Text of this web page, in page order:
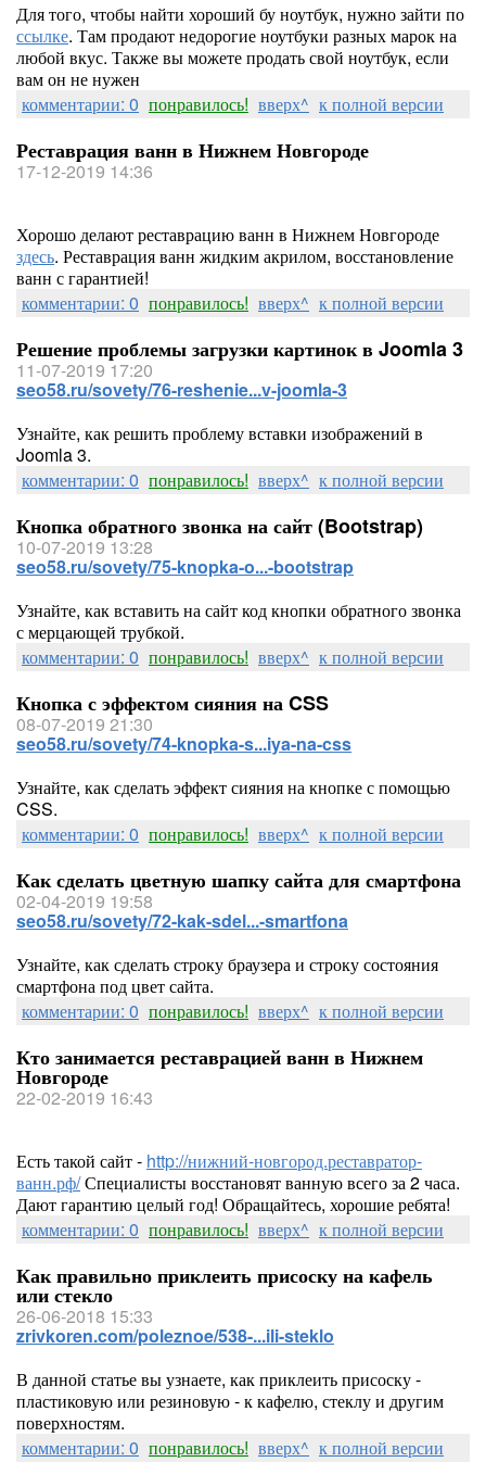
Для того, чтобы найти хороший бу ноутбук, нужно зайти по
ссылке. Там продают недорогие ноутбуки разных марок на
любой вкус. Также вы можете продать свой ноутбук, если
вам он не нужен
комментарии: 0 понравилось! вверх^ к полной версии
Реставрация ванн в Нижнем Новгороде
17-12-2019 14:36
Хорошо делают реставрацию ванн в Нижнем Новгороде
здесь. Реставрация ванн жидким акрилом, восстановление
ванн с гарантией!
комментарии: 0 понравилось! вверх^ к полной версии
Решение проблемы загрузки картинок в Joomla 3
11-07-2019 17:20
seo58.ru/sovety/76-reshenie...v-joomla-3
Узнайте, как решить проблему вставки изображений в
Joomla 3.
комментарии: 0 понравилось! вверх^ к полной версии
Кнопка обратного звонка на сайт (Bootstrap)
10-07-2019 13:28
seo58.ru/sovety/75-knopka-o...-bootstrap
Узнайте, как вставить на сайт код кнопки обратного звонка
с мерцающей трубкой.
комментарии: 0 понравилось! вверх^ к полной версии
Кнопка с эффектом сияния на CSS
08-07-2019 21:30
seo58.ru/sovety/74-knopka-s...iya-na-css
Узнайте, как сделать эффект сияния на кнопке с помощью
CSS.
комментарии: 0 понравилось! вверх^ к полной версии
Как сделать цветную шапку сайта для смартфона
02-04-2019 19:58
seo58.ru/sovety/72-kak-sdel...-smartfona
Узнайте, как сделать строку браузера и строку состояния
смартфона под цвет сайта.
комментарии: 0 понравилось! вверх^ к полной версии
Кто занимается реставрацией ванн в Нижнем
Новгороде
22-02-2019 16:43
Есть такой сайт - http://нижний-новгород.реставратор-
ванн.рф/Специалисты восстановят ванную всего за 2 часа.
Дают гарантию целый год! Обращайтесь, хорошие ребята!
комментарии: 0 понравилось! вверх^ к полной версии
Как правильно приклеить присоску на кафель
или стекло
26-06-2018 15:33
zrivkoren.com/poleznoe/538-...ili-steklo
В данной статье вы узнаете, как приклеить присоску -
пластиковую или резиновую - к кафелю, стеклу и другим
поверхностям.
комментарии: 0 понравилось! вверх^ к полной версии